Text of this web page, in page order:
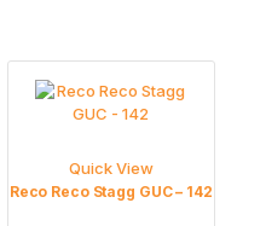
Quick View
Reco Reco Stagg GUC – 142